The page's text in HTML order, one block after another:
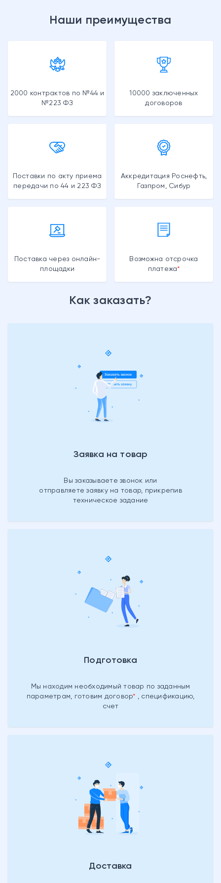
Наши преимущества
2000 контрактов по №44 и
№223 ФЗ
10000 заключенных
договоров
Поставки по акту приема
передачи по 44 и 223 ФЗ
Аккредитация Роснефть,
Газпром, Сибур
Поставка через онлайн-
площадки
Возможна отсрочка
платежа
Как заказать?
Заявка на товар
Вы заказываете звонок или
отправляете заявку на товар, прикрепив
техническое задание
Подготовка
Мы находим необходимый товар по заданным
параметрам, готовим договор
, спецификацию,
счет
Доставка